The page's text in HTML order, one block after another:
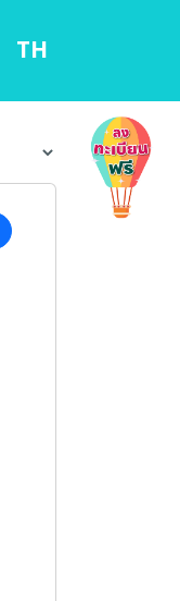
TH